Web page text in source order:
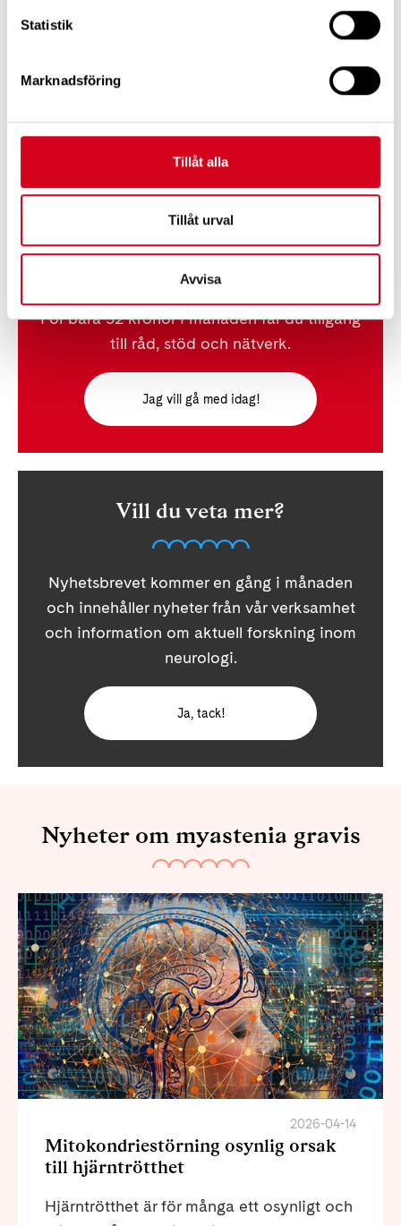
Statistik
Marknadsföring
Tillåt alla
Tillåt urval
Avvisa
Gå med i Neuroförbundet
För bara 32 kronor i månaden får du tillgång
till råd, stöd och nätverk.
Jag vill gå med idag!
Vill du veta mer?
Nyhetsbrevet kommer en gång i månaden
och innehåller nyheter från vår verksamhet
och information om aktuell forskning inom
neurologi.
Ja, tack!
Nyheter om myastenia gravis
2026-04-14
Mitokondriestörning osynlig orsak
till hjärntrötthet
Hjärntrötthet är för många ett osynligt och